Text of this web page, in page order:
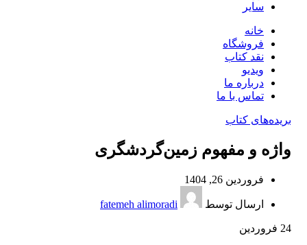
سایر
خانه
فروشگاه
نقد کتاب
ویدیو
درباره‌ ما
تماس با ما
بریده‌های کتاب
واژه و مفهوم زمین‌گردشگری
فروردین 26, 1404
ارسال توسط fatemeh alimoradi
24 فروردین